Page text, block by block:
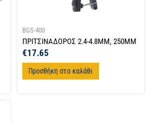
BGS-400
ΠΡΙΤΣΙΝΑΔΟΡΟΣ 2.4-4.8MM, 250MM
€17.65
Προσθήκη στο καλάθι